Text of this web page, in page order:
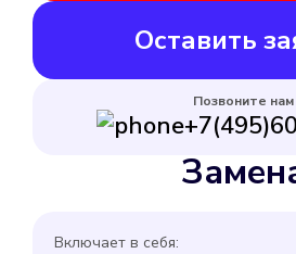
Включает в себя:
Оставить
Позвоните нам